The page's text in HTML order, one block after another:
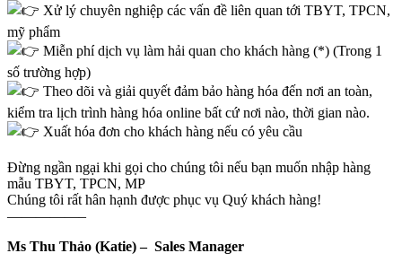
Xử lý chuyên nghiệp các vấn đề liên quan tới TBYT, TPCN,
mỹ phẩm
Miễn phí dịch vụ làm hải quan cho khách hàng (*) (Trong 1
số trường hợp)
Theo dõi và giải quyết đảm bảo hàng hóa đến nơi an toàn,
kiểm tra lịch trình hàng hóa online bất cứ nơi nào, thời gian nào.
Xuất hóa đơn cho khách hàng nếu có yêu cầu
Đừng ngần ngại khi gọi cho chúng tôi nếu bạn muốn nhập hàng
mẫu TBYT, TPCN, MP
Chúng tôi rất hân hạnh được phục vụ Quý khách hàng!
—————–
Ms Thu Thảo (Katie) – Sales Manager